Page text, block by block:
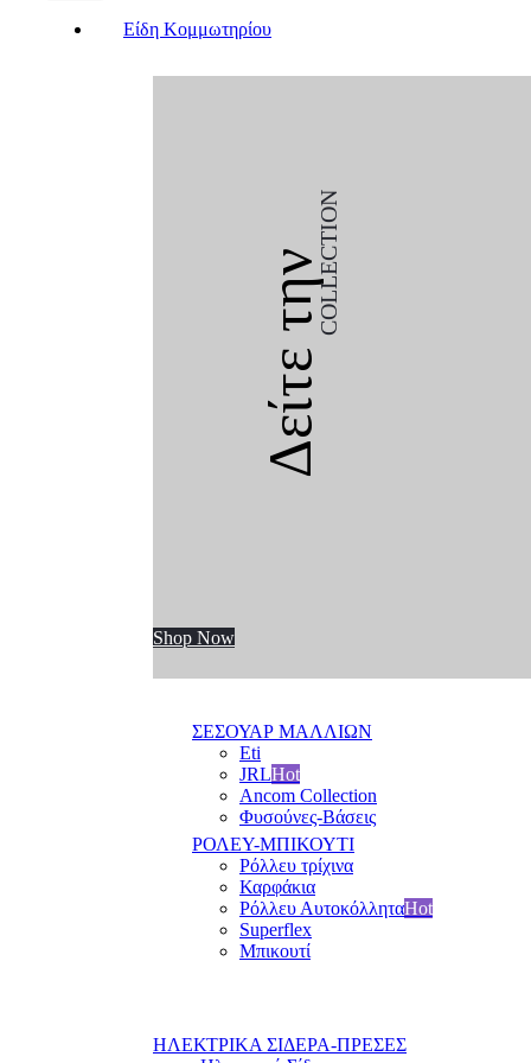
Είδη Κομμωτηρίου
Δείτε τηνCOLLECTION
Shop Now
ΣΕΣΟΥΑΡ ΜΑΛΛΙΩΝ
Eti
JRLHot
Ancom Collection
Φυσούνες-Βάσεις
ΡΟΛΕΥ-ΜΠΙΚΟΥΤΙ
Ρόλλευ τρίχινα
Καρφάκια
Ρόλλευ ΑυτοκόλληταHot
Superflex
Μπικουτί
ΗΛΕΚΤΡΙΚΑ ΣΙΔΕΡΑ-ΠΡΕΣΕΣ